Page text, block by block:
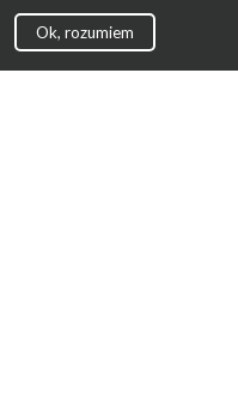
Ok, rozumiem